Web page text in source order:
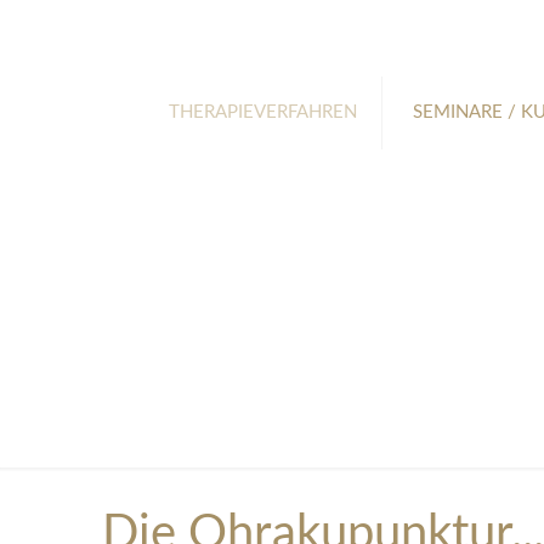
THERAPIEVERFAHREN SEMINARE /
Die Ohrakupunktur...